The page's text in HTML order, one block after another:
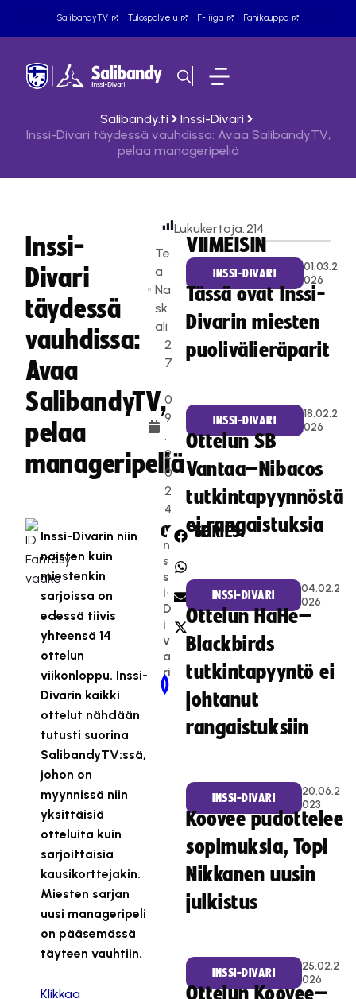
SalibandyTV Tulospalvelu F-liiga Fanikauppa
Salibandy.fi
Inssi-Divari
Inssi-Divari täydessä vauhdissa: Avaa SalibandyTV,
pelaa manageripeliä
Inssi-
Divari
täydessä
vauhdissa:
Avaa
SalibandyTV,
pelaa
manageripeliä
Te
a
Na
sk
ali
2
7
.
0
9
.
2
0
2
4
Lukukertoja:214
Inssi-Divarin niin
naisten kuin
miestenkin
sarjoissa on
edessä tiivis
yhteensä 14
ottelun
viikonloppu. Inssi-
Divarin kaikki
ottelut nähdään
tutusti suorina
SalibandyTV:ssä,
johon on
myynnissä niin
yksittäisiä
otteluita kuin
sarjoittaisia
kausikorttejakin.
Miesten sarjan
uusi manageripeli
on pääsemässä
täyteen vauhtiin.
Klikkaa
CATEGORIES:
I
n
s
s
i-
D
i
v
a
ri
SHARE:
Newer Post
VIIMEISIN
INSSI-DIVARI
01.03.2
026
Tässä ovat Inssi-
Divarin miesten
puolivälieräparit
INSSI-DIVARI
18.02.2
026
Ottelun SB
Vantaa–Nibacos
tutkintapyynnöstä
ei rangaistuksia
INSSI-DIVARI
04.02.2
026
Ottelun HaHe–
Blackbirds
tutkintapyyntö ei
johtanut
rangaistuksiin
INSSI-DIVARI
20.06.2
023
Koovee pudottelee
sopimuksia, Topi
Nikkanen uusin
julkistus
INSSI-DIVARI
25.02.2
026
Ottelun Koovee–